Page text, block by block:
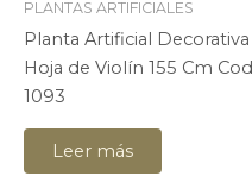
PLANTAS ARTIFICIALES
Planta Artificial Decorativa
Hoja de Violín 155 Cm Cod
1093
Leer más